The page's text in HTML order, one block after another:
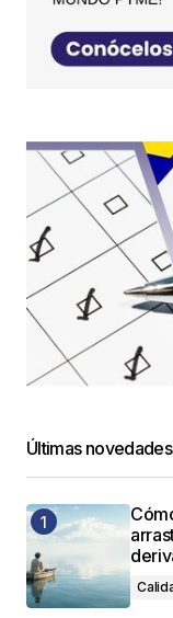
Últimas novedades